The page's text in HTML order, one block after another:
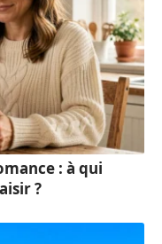
: à qui
?